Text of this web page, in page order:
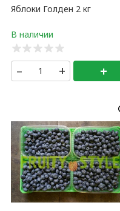
Яблоки Голден 2 кг
– + +